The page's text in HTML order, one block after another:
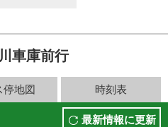
車庫前行
停地図 時刻表
最新情報に更新